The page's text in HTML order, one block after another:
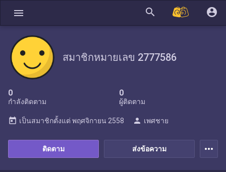
menu search account_circle
สมาชิกหมายเลข 2777586
0
กำลังติดตาม
0
ผู้ติดตาม
ส่งข้อความ
ติดตาม
today เป็นสมาชิกตั้งแต่ พฤศจิกายน 2558 person เพศชาย
more_horiz